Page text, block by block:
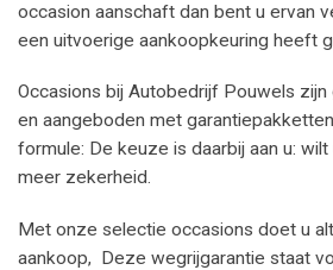
occasion aanschaft dan bent u ervan
een uitvoerige aankoopkeuring heeft
Occasions bij Autobedrijf Pouwels
en aangeboden met
formule: De keuze is daarbij aan u:
meer zekerheid.
Met onze selectie occasions doet u
aankoop, Deze wegrijgarantie staat